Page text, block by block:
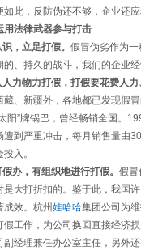
如此，反防伪还不够，企业还
用法律武器参与打击
，立足打假。 假冒伪劣作为
的、持久的战斗，我们的企业
人力物力打假，打假要花费人
藏、新疆外，各地都已发现假
阳”牌锅巴，曾经畅销全国。
遭到严重冲击，每月销售量由
入。
办，有组织地进行打假。 假冒
是大打折扣的。鉴于此，我国
成效。杭州 娃哈哈集团公司为
假工作，为公司换回直接经济
副经理兼任办公室主任，另外